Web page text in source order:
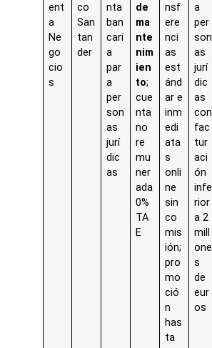
ent
a
Ne
go
cio
s
co
San
tan
der
nta
ban
cari
a
par
a
per
son
as
jurí
dic
as
de
ma
nte
nim
ien
to;
cue
nta
no
re
mu
ner
ada
0%
TA
E
nsf
ere
nci
as
est
ánd
ar e
inm
edi
ata
s
onli
ne
sin
co
mis
ión;
pro
mo
ció
n
has
ta
a
per
son
as
jurí
dic
as
con
fac
tur
aci
ón
infe
rior
a 2
mill
one
s
de
eur
os